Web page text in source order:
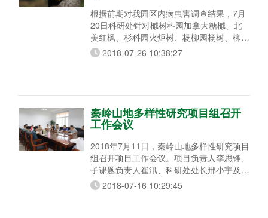
根据前期对我园区内病虫害调查结果，7月
20日科研处针对槭树科园加拿大糖槭、北
美红枫、杉科园火炬树、杨柳园杨树、柳树
天牛为害严重问题，开展生物防治，投放天
牛天敌花绒寄甲。 光肩星天牛一年或两年
材质量，严重的能引起树木枯死。花绒寄甲
是天牛的天敌，连续投放3年以上，可持续
控制天牛等柱干害虫的发生。此时正值光肩
星天牛产卵盛期
2018-07-26 10:38:27
秦岭山地多样性研究项目组召开
工作会议
2018年7月11日，秦岭山地多样性研究项目
组召开项目工作会议。项目负责人李思锋、
子课题负责人崔汛、科研处处长邢小宇及项
目组工作人员参加了会议，并对种质资源圃
物种保育现状进行了实地查看。会上李思锋
2018-07-16 10:29:45